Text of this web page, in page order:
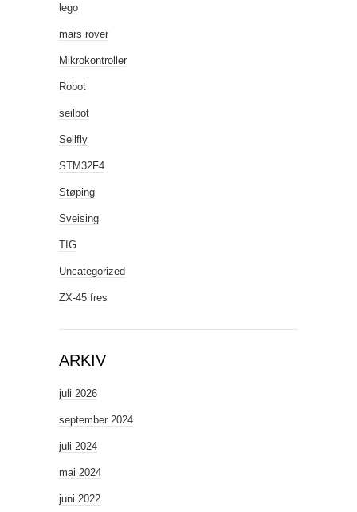
lego
mars rover
Mikrokontroller
Robot
seilbot
Seilfly
STM32F4
Støping
Sveising
TIG
Uncategorized
ZX-45 fres
ARKIV
juli 2026
september 2024
juli 2024
mai 2024
juni 2022